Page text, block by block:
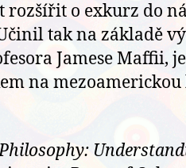
o exkurz do
tak na základě
Jamese Maffii,
na